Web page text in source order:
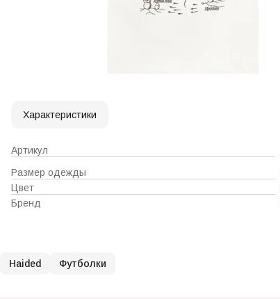
Характеристики
Артикул
Размер одежды
Цвет
Бренд
Haided Футболки